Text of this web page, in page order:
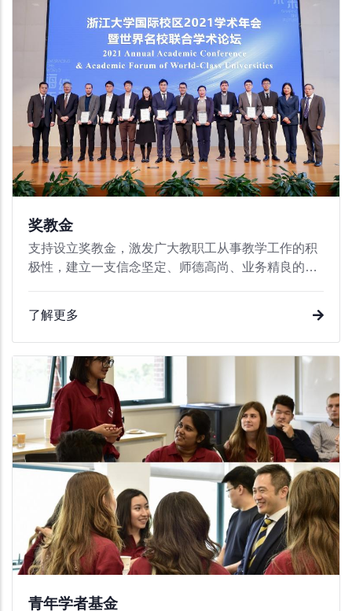
奖教金
支持设立奖教金，激发广大教职工从事教学工作的积
极性，建立一支信念坚定、师德高尚、业务精良的教
了解更多
青年学者基金